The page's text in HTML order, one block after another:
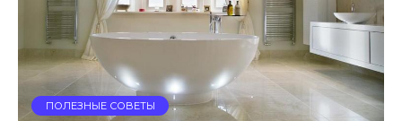
ПОЛЕЗНЫЕ СОВЕТЫ